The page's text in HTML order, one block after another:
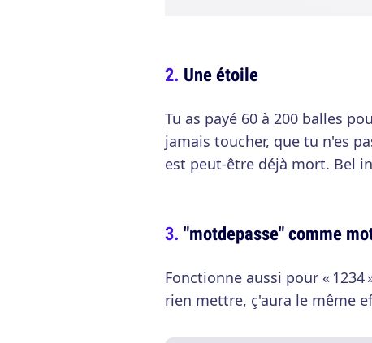
Une étoile
Tu as payé 60 à 200 balles
jamais toucher, que tu n'es
est peut-être déjà mort. Bel
"motdepasse" comme
Fonctionne aussi pour « 1234
rien mettre, ç'aura le même